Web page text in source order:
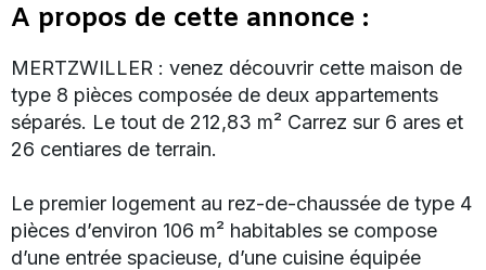
A propos de cette annonce :
MERTZWILLER : venez découvrir cette maison de
type 8 pièces composée de deux appartements
séparés. Le tout de 212,83 m² Carrez sur 6 ares et
26 centiares de terrain.
Le premier logement au rez-de-chaussée de type 4
pièces d’environ 106 m² habitables se compose
d’une entrée spacieuse, d’une cuisine équipée